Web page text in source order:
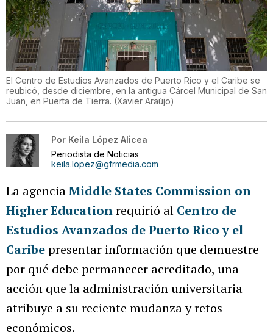
El Centro de Estudios Avanzados de Puerto Rico y el Caribe se
reubicó, desde diciembre, en la antigua Cárcel Municipal de San
Juan, en Puerta de Tierra. (Xavier Araújo)
Por Keila López Alicea
Periodista de Noticias
keila.lopez@gfrmedia.com
La agenciaMiddle States Commission on
Higher Educationrequirió al Centro de
Estudios Avanzados de Puerto Rico y el
Caribepresentar información que demuestre
por qué debe permanecer acreditado, una
acción que la administración universitaria
atribuye a su reciente mudanza y retos
económicos.